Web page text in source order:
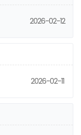
2026-02-12
2026-02-11